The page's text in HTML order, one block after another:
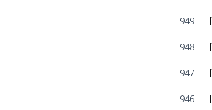
949
948
947
946